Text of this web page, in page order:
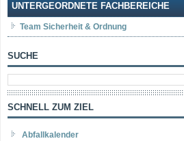
UNTERGEORDNETE FACHBEREICHE
Team Sicherheit & Ordnung
SUCHE
SCHNELL ZUM ZIEL
Abfallkalender